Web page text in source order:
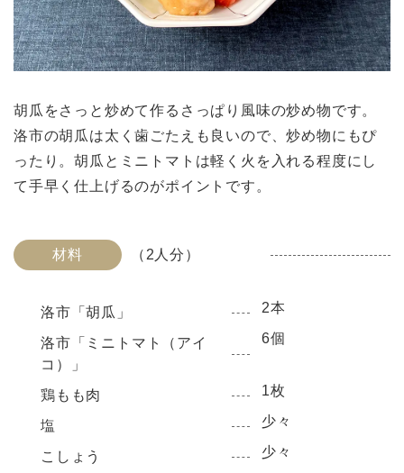
胡瓜をさっと炒めて作るさっぱり風味の炒め物です。
洛市の胡瓜は太く歯ごたえも良いので、炒め物にもぴ
ったり。胡瓜とミニトマトは軽く火を入れる程度にし
て手早く仕上げるのがポイントです。
材料 （2人分）
洛市「胡瓜」 2本
洛市「ミニトマト（アイ
コ）」
6個
鶏もも肉 1枚
塩 少々
こしょう 少々